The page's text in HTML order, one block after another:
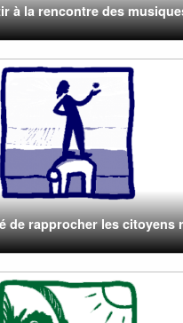
à la rencontre des
de rapprocher les citoyens